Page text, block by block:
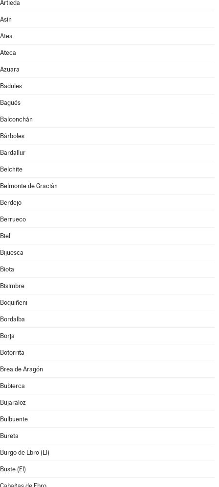
Artieda
Asín
Atea
Ateca
Azuara
Badules
Bagüés
Balconchán
Bárboles
Bardallur
Belchite
Belmonte de Gracián
Berdejo
Berrueco
Biel
Bijuesca
Biota
Bisimbre
Boquiñeni
Bordalba
Borja
Botorrita
Brea de Aragón
Bubierca
Bujaraloz
Bulbuente
Bureta
Burgo de Ebro (El)
Buste (El)